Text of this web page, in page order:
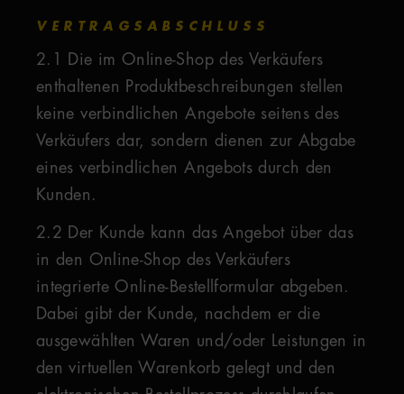
VERTRAGSABSCHLUSS
2.1 Die im Online-Shop des Verkäufers
enthaltenen Produktbeschreibungen stellen
keine verbindlichen Angebote seitens des
Verkäufers dar, sondern dienen zur Abgabe
eines verbindlichen Angebots durch den
Kunden.
2.2 Der Kunde kann das Angebot über das
in den Online-Shop des Verkäufers
integrierte Online-Bestellformular abgeben.
Dabei gibt der Kunde, nachdem er die
ausgewählten Waren und/oder Leistungen in
den virtuellen Warenkorb gelegt und den